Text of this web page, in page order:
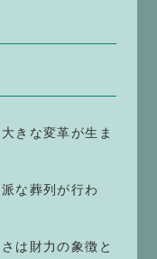
きな変革が生ま
な葬列が行わ
は財力の象徴と